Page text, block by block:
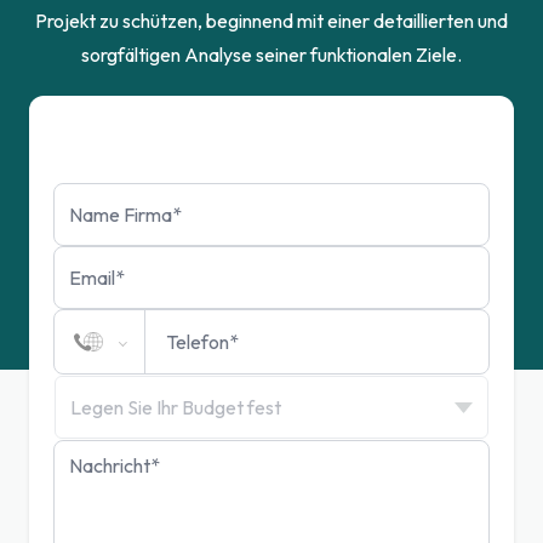
Projekt zu schützen, beginnend mit einer detaillierten und
sorgfältigen Analyse seiner funktionalen Ziele.
Legen Sie Ihr Budget fest